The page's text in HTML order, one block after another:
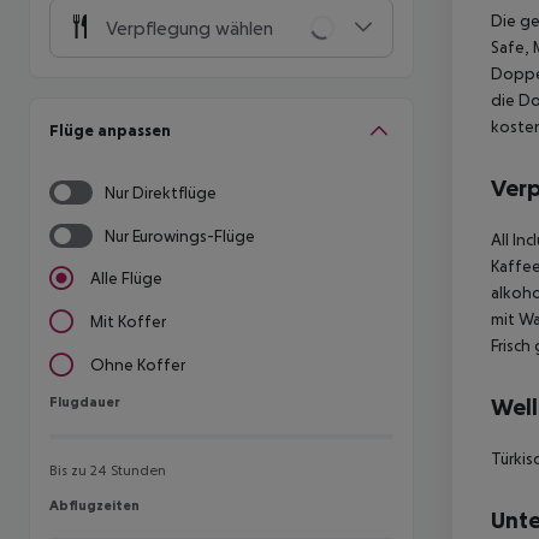
Verpflegung wählen
Flüge anpassen
Nur Direktflüge
Nur Eurowings-Flüge
Alle Flüge
Mit Koffer
Ohne Koffer
Flugdauer
Flugdauer
Bis zu 24 Stunden
Abflugzeiten
Abflugzeiten
Die
Safe,
die
All
mit